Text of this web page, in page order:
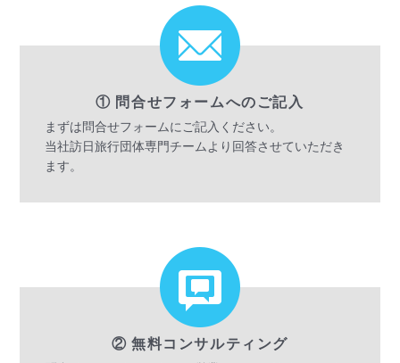
① 問合せフォームへのご記入
まずは問合せフォームにご記入ください。
当社訪日旅行団体専門チームより回答させていただき
ます。
② 無料コンサルティング